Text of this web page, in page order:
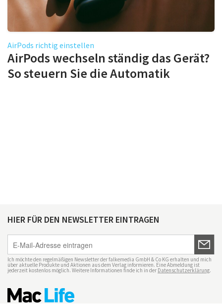
AirPods richtig einstellen
AirPods wechseln ständig das Gerät?
So steuern Sie die Automatik
HIER FÜR DEN NEWSLETTER EINTRAGEN
Ich möchte den regelmäßigen Newsletter der falkemedia GmbH & Co KG erhalten und mich
über aktuelle Produkte und Aktionen aus dem Verlag informieren. Eine Abmeldung ist
jederzeit kostenlos möglich. Weitere Informationen finde ich in der Datenschutzerklärung.